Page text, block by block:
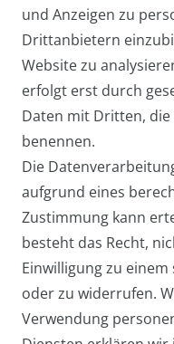
und Anzeigen zu
Drittanbietern
Website zu
erfolgt erst durch
Daten mit Dritten,
benennen.
Die
aufgrund eines
Zustimmung kann
besteht das Recht,
Einwilligung zu
oder zu widerrufen.
Verwendung